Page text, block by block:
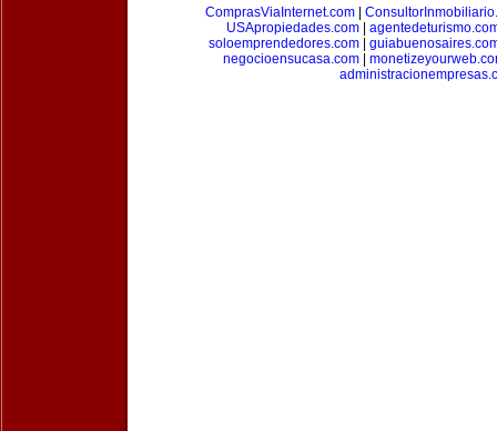
ComprasViaInternet.com
USApropiedades.com|
soloemprendedores.com|
negocioensucasa.com